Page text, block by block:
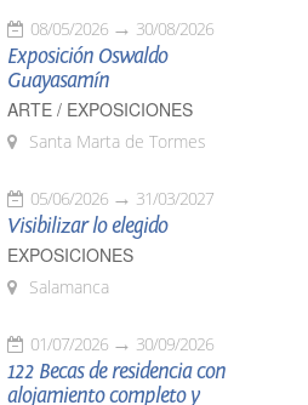
08/05/2026 30/08/2026
Exposición Oswaldo
Guayasamín
ARTE / EXPOSICIONES
Santa Marta de Tormes
05/06/2026 31/03/2027
Visibilizar lo elegido
EXPOSICIONES
Salamanca
01/07/2026 30/09/2026
122 Becas de residencia con
alojamiento completo y